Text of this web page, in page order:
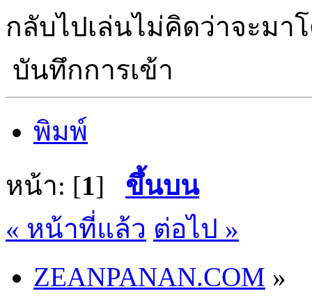
กลับไปเล่นไม่คิดว่าจะมา
บันทึกการเข้า
พิมพ์
หน้า: [1] ขึ้นบน
« หน้าที่แล้ว ต่อไป »
ZEANPANAN.COM »